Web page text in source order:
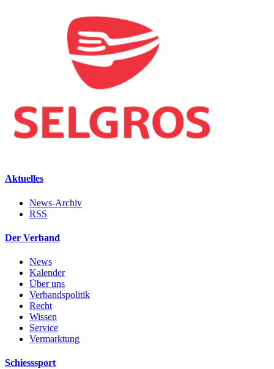
Aktuelles
News-Archiv
RSS
Der Verband
News
Kalender
Über uns
Verbandspolitik
Recht
Wissen
Service
Vermarktung
Schiesssport